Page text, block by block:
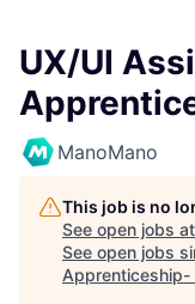
UX/UI
ManoMano
This job is no
See open jobs at
See open jobs
Apprenticeship-